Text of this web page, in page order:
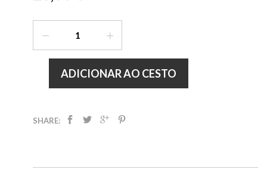
ADICIONAR AO CESTO
SHARE: